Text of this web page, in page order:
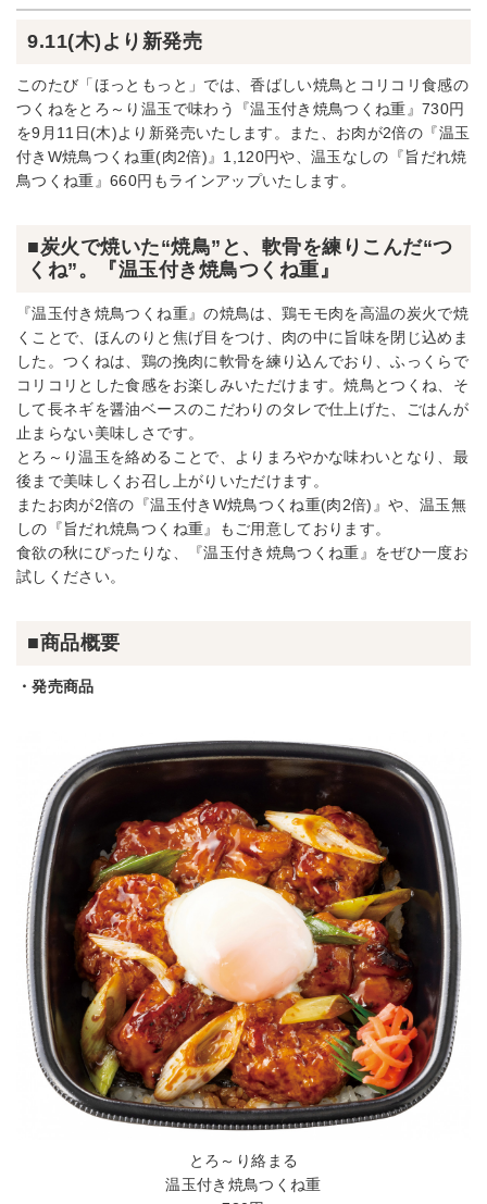
9.11(木)より新発売
このたび「ほっともっと」では、香ばしい焼鳥とコリコリ食感の
つくねをとろ～り温玉で味わう『温玉付き焼鳥つくね重』730円
を9月11日(木)より新発売いたします。また、お肉が2倍の『温玉
付きW焼鳥つくね重(肉2倍)』1,120円や、温玉なしの『旨だれ焼
鳥つくね重』660円もラインアップいたします。
■炭火で焼いた“焼鳥”と、軟骨を練りこんだ“つ
くね”。『温玉付き焼鳥つくね重』
『温玉付き焼鳥つくね重』の焼鳥は、鶏モモ肉を高温の炭火で焼
くことで、ほんのりと焦げ目をつけ、肉の中に旨味を閉じ込めま
した。つくねは、鶏の挽肉に軟骨を練り込んでおり、ふっくらで
コリコリとした食感をお楽しみいただけます。焼鳥とつくね、そ
して長ネギを醤油ベースのこだわりのタレで仕上げた、ごはんが
止まらない美味しさです。
とろ～り温玉を絡めることで、よりまろやかな味わいとなり、最
後まで美味しくお召し上がりいただけます。
またお肉が2倍の『温玉付きW焼鳥つくね重(肉2倍)』や、温玉無
しの『旨だれ焼鳥つくね重』もご用意しております。
食欲の秋にぴったりな、『温玉付き焼鳥つくね重』をぜひ一度お
試しください。
■商品概要
・発売商品
とろ～り絡まる
温玉付き焼鳥つくね重